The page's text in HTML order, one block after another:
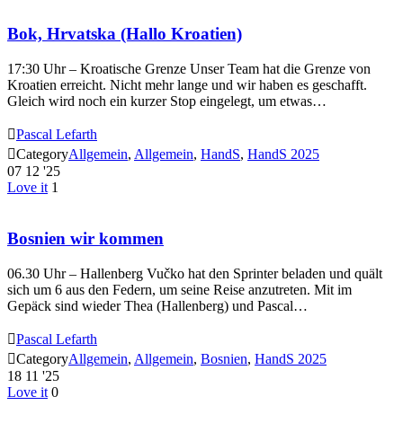
Bok, Hrvatska (Hallo Kroatien)
17:30 Uhr – Kroatische Grenze Unser Team hat die Grenze von
Kroatien erreicht. Nicht mehr lange und wir haben es geschafft.
Gleich wird noch ein kurzer Stop eingelegt, um etwas…
Pascal Lefarth
CategoryAllgemein, Allgemein, HandS, HandS 2025
07 12 '25
Love it 1
Bosnien wir kommen
06.30 Uhr – Hallenberg Vučko hat den Sprinter beladen und quält
sich um 6 aus den Federn, um seine Reise anzutreten. Mit im
Gepäck sind wieder Thea (Hallenberg) und Pascal…
Pascal Lefarth
CategoryAllgemein, Allgemein, Bosnien, HandS 2025
18 11 '25
Love it 0